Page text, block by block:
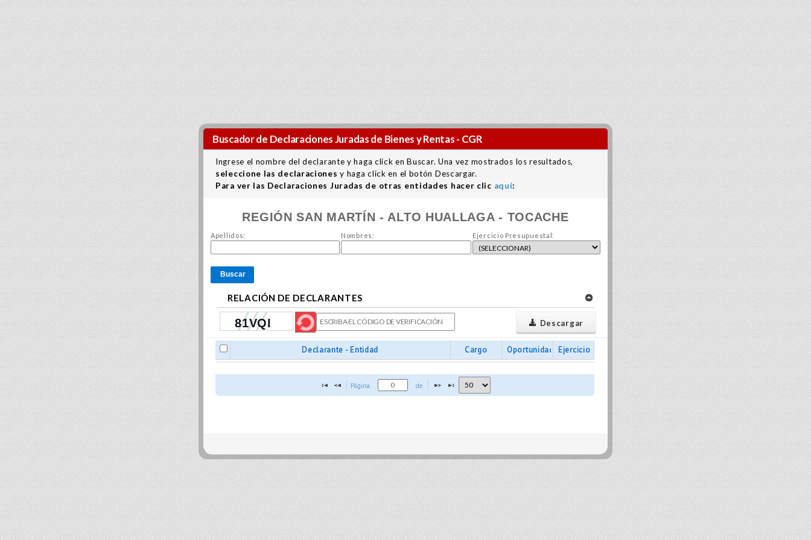
Buscador de Declaraciones Juradas de Bienes y Rentas - CGR
Ingrese el nombre del declarante y haga click en Buscar. Una vez mostrados los resultados,
seleccione las declaraciones y haga click en el botón Descargar.
Para ver las Declaraciones Juradas de otras entidades hacer clic aquí:
REGIÓN SAN MARTÍN - ALTO HUALLAGA - TOCACHE
Apellidos: Nombres: Ejercicio Presupuestal:
Buscar
RELACIÓN DE DECLARANTES
Descargar
Declarante - Entidad Cargo Oportunidad Ejercicio
Página de
close